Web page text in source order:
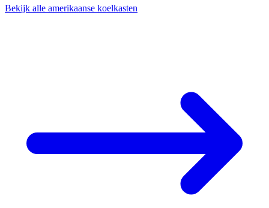
Bekijk alle amerikaanse koelkasten